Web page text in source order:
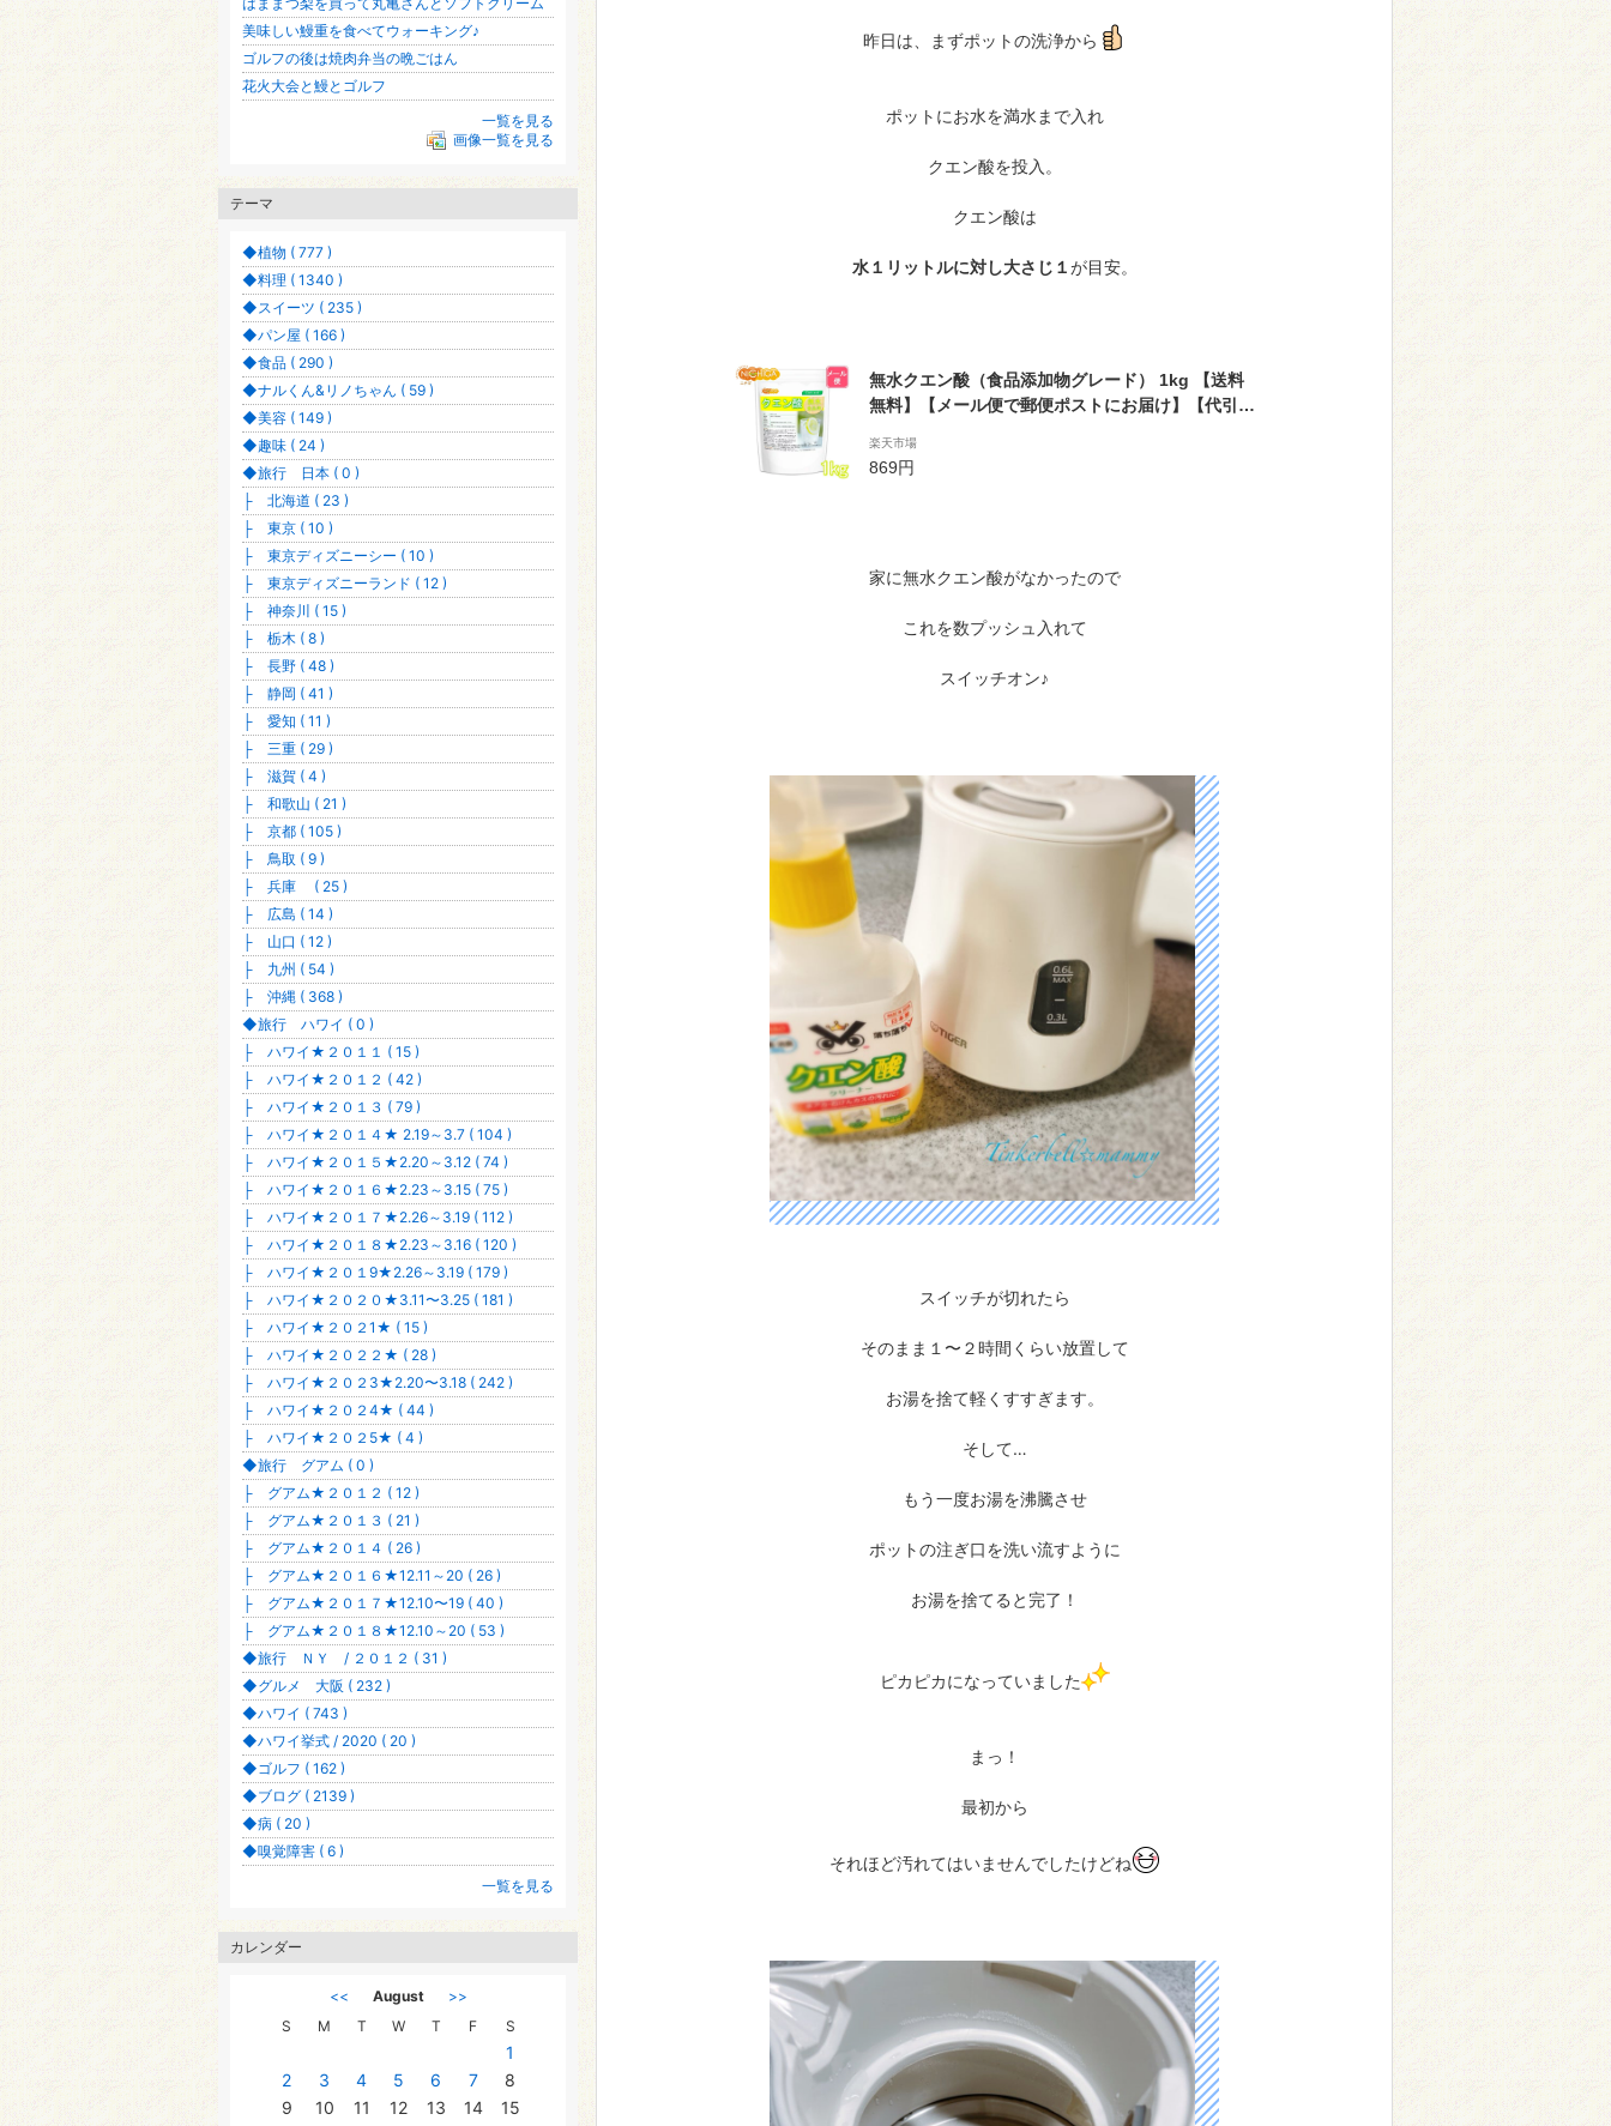
昨日は、まずポットの洗浄から
ポットにお水を満水まで入れ
クエン酸を投入。
クエン酸は
水１リットルに対し大さじ１が目安。
無水クエン酸（食品添加物グレード） 1kg 【送料
無料】【メール便で郵便ポストにお届け】【代引不
GA(ニチガ)
楽天市場
869円
家に無水クエン酸がなかったので
これを数プッシュ入れて
スイッチオン♪
スイッチが切れたら
そのまま１〜２時間くらい放置して
お湯を捨て軽くすすぎます。
そして…
もう一度お湯を沸騰させ
ポットの注ぎ口を洗い流すように
お湯を捨てると完了！
ピカピカになっていました
まっ！
最初から
それほど汚れてはいませんでしたけどね
美味しい鰻重を食べてウォーキング♪
ゴルフの後は焼肉弁当の晩ごはん
花火大会と鰻とゴルフ
一覧を見る
画像一覧を見る
テーマ
◆植物 ( 777 )
◆料理 ( 1340 )
◆スイーツ ( 235 )
◆パン屋 ( 166 )
◆食品 ( 290 )
◆ナルくん&リノちゃん ( 59 )
◆美容 ( 149 )
◆趣味 ( 24 )
◆旅行 日本 ( 0 )
├ 北海道 ( 23 )
├ 東京 ( 10 )
├ 東京ディズニーシー ( 10 )
├ 東京ディズニーランド ( 12 )
├ 神奈川 ( 15 )
├ 栃木 ( 8 )
├ 長野 ( 48 )
├ 静岡 ( 41 )
├ 愛知 ( 11 )
├ 三重 ( 29 )
├ 滋賀 ( 4 )
├ 和歌山 ( 21 )
├ 京都 ( 105 )
├ 鳥取 ( 9 )
├ 兵庫 ( 25 )
├ 広島 ( 14 )
├ 山口 ( 12 )
├ 九州 ( 54 )
├ 沖縄 ( 368 )
◆旅行 ハワイ ( 0 )
├ ハワイ★２０１１ ( 15 )
├ ハワイ★２０１２ ( 42 )
├ ハワイ★２０１３ ( 79 )
├ ハワイ★２０１４★ 2.19～3.7 ( 104 )
├ ハワイ★２０１５★2.20～3.12 ( 74 )
├ ハワイ★２０１６★2.23～3.15 ( 75 )
├ ハワイ★２０１７★2.26～3.19 ( 112 )
├ ハワイ★２０１８★2.23～3.16 ( 120 )
├ ハワイ★２０１9★2.26～3.19 ( 179 )
├ ハワイ★２０２０★3.11〜3.25 ( 181 )
├ ハワイ★２０２1★ ( 15 )
├ ハワイ★２０２２★ ( 28 )
├ ハワイ★２０２3★2.20〜3.18 ( 242 )
├ ハワイ★２０２4★ ( 44 )
├ ハワイ★２０２5★ ( 4 )
◆旅行 グアム ( 0 )
├ グアム★２０１２ ( 12 )
├ グアム★２０１３ ( 21 )
├ グアム★２０１４ ( 26 )
├ グアム★２０１６★12.11～20 ( 26 )
├ グアム★２０１７★12.10〜19 ( 40 )
├ グアム★２０１８★12.10～20 ( 53 )
◆旅行 ＮＹ / ２０１２ ( 31 )
◆グルメ 大阪 ( 232 )
◆ハワイ ( 743 )
◆ハワイ挙式 / 2020 ( 20 )
◆ゴルフ ( 162 )
◆ブログ ( 2139 )
◆病 ( 20 )
◆嗅覚障害 ( 6 )
一覧を見る
カレンダー
<< August
>>
S
M T W T F S
1
2
3 4 5 6 7
8
9
10 11 12 13 14
15